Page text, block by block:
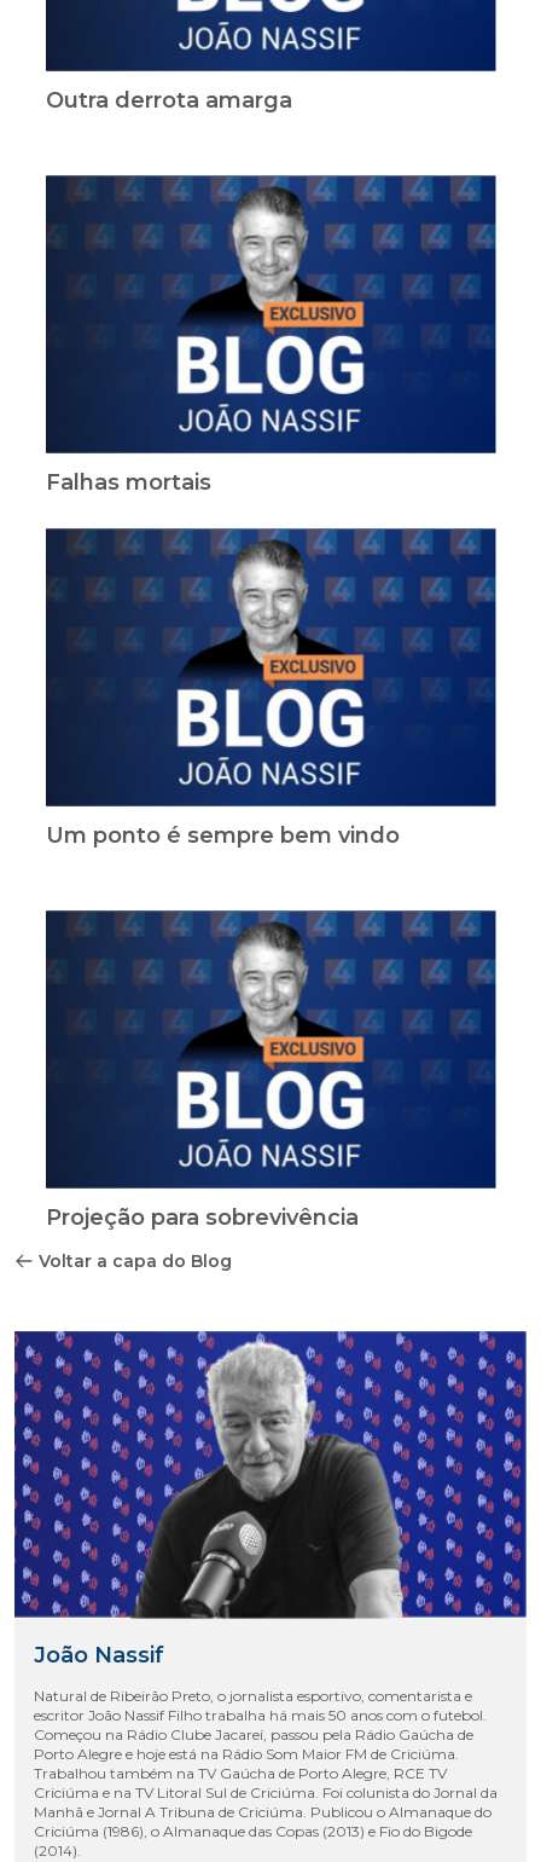
Outra derrota amarga
Falhas mortais
Um ponto é sempre bem vindo
Projeção para sobrevivência
Voltar a capa do Blog
João Nassif
Natural de Ribeirão Preto, o jornalista esportivo, comentarista e
escritor João Nassif Filho trabalha há mais 50 anos com o futebol.
Começou na Rádio Clube Jacareí, passou pela Rádio Gaúcha de
Porto Alegre e hoje está na Rádio Som Maior FM de Criciúma.
Trabalhou também na TV Gaúcha de Porto Alegre, RCE TV
Criciúma e na TV Litoral Sul de Criciúma. Foi colunista do Jornal da
Manhã e Jornal A Tribuna de Criciúma. Publicou o Almanaque do
Criciúma (1986), o Almanaque das Copas (2013) e Fio do Bigode
(2014).